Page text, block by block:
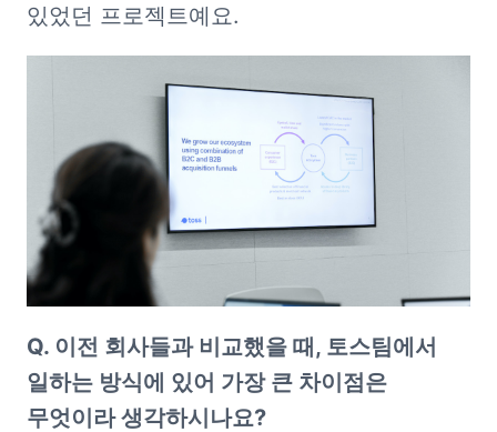
있었던 프로젝트예요.
Q. 이전 회사들과 비교했을 때, 토스팀에서
일하는 방식에 있어 가장 큰 차이점은
무엇이라 생각하시나요?